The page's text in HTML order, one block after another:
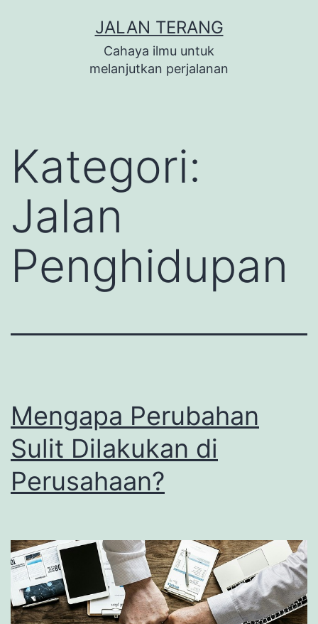
JALAN TERANG
Cahaya ilmu untuk
melanjutkan perjalanan
Kategori:
Jalan
Penghidupan
Mengapa Perubahan
Sulit Dilakukan di
Perusahaan?